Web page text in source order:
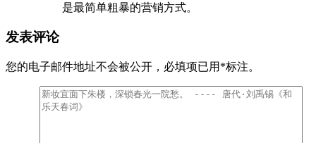
是最简单粗暴的营销方式。
发表评论
您的电子邮件地址不会被公开， 必填项已用 *标注。